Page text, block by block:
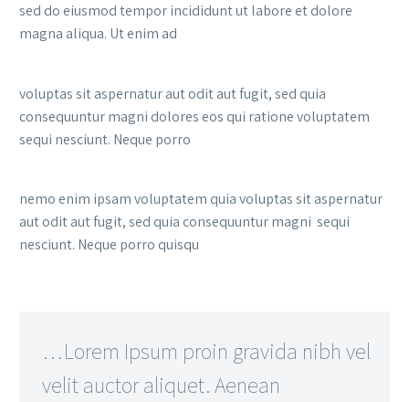
sed do eiusmod tempor incididunt ut labore et dolore
magna aliqua. Ut enim ad
voluptas sit aspernatur aut odit aut fugit, sed quia
consequuntur magni dolores eos qui ratione voluptatem
sequi nesciunt. Neque porro
nemo enim ipsam voluptatem quia voluptas sit aspernatur
aut odit aut fugit, sed quia consequuntur magni sequi
nesciunt. Neque porro quisqu
…Lorem Ipsum proin gravida nibh vel
velit auctor aliquet. Aenean